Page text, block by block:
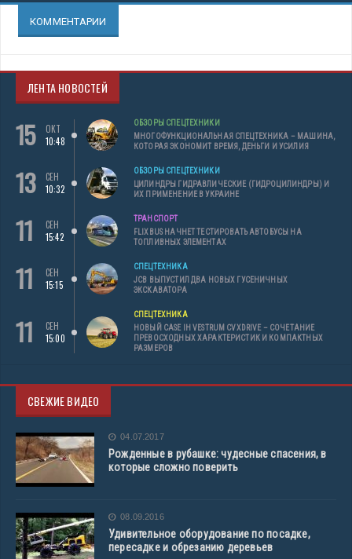
КОММЕНТАРИИ
ЛЕНТА НОВОСТЕЙ
15
ОКТ
10:48
ОБЗОРЫ СПЕЦТЕХНИКИ
МНОГОФУНКЦИОНАЛЬНАЯ СПЕЦТЕХНИКА – МАШИНА,
КОТОРАЯ ЭКОНОМИТ ВРЕМЯ, ДЕНЬГИ И УСИЛИЯ
13
СЕН
10:32
ОБЗОРЫ СПЕЦТЕХНИКИ
ЦИЛИНДРЫ ГИДРАВЛИЧЕСКИЕ (ГИДРОЦИЛИНДРЫ) И
ИХ ПРИМЕНЕНИЕ В УКРАИНЕ
11
СЕН
15:42
ТРАНСПОРТ
FLIXBUS НАЧНЕТ ТЕСТИРОВАТЬ АВТОБУСЫ НА
ТОПЛИВНЫХ ЭЛЕМЕНТАХ
11
СЕН
15:15
СПЕЦТЕХНИКА
JCB ВЫПУСТИЛ ДВА НОВЫХ ГУСЕНИЧНЫХ
ЭКСКАВАТОРА
11
СЕН
15:00
СПЕЦТЕХНИКА
НОВЫЙ CASE IH VESTRUM CVXDRIVE – СОЧЕТАНИЕ
ПРЕВОСХОДНЫХ ХАРАКТЕРИСТИК И КОМПАКТНЫХ
РАЗМЕРОВ
СВЕЖИЕ ВИДЕО
04.07.2017
Рожденные в рубашке: чудесные спасения, в
которые сложно поверить
08.09.2016
Удивительное оборудование по посадке,
пересадке и обрезанию деревьев